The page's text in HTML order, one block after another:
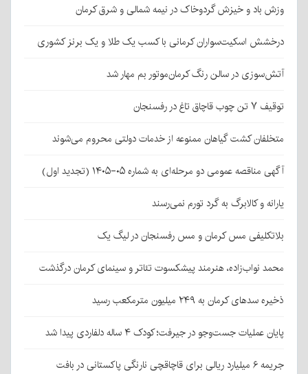
وزش باد و خیزش گردوخاک در نیمه شمالی و شرق کرمان
درخشش اسکیت‌سواران کرمانی با کسب یک طلا و یک برنز کشوری
آتش‌سوزی در سالن رنگ کرمان‌موتور بم مهار شد
توقیف ۷ تن چوب قاچاق تاغ در رفسنجان
متخلفان کشت گیاهان ممنوعه از خدمات دولتی محروم می‌شوند
آگهی مناقصه عمومی دو مرحله‌ای به شماره ۰۵-۱۴۰۵ (تجدید اول)
یارانه و کالابرگ به گرد تورم نمی‌رسند
بلاتکلیفی مس کرمان و مس رفسنجان در لیگ یک
محمد نواب‌زاده، هنرمند پیشکسوت تئاتر و سینمای کرمان درگذشت
ذخیره سدهای کرمان به ۲۴۹ میلیون مترمکعب رسید
پایان عملیات جست‌وجو در جیرفت؛ کودک ۴ ساله دلفاردی پیدا شد
جریمه ۶ میلیارد ریالی برای قاچاقچی نارنگی پاکستانی در بافت